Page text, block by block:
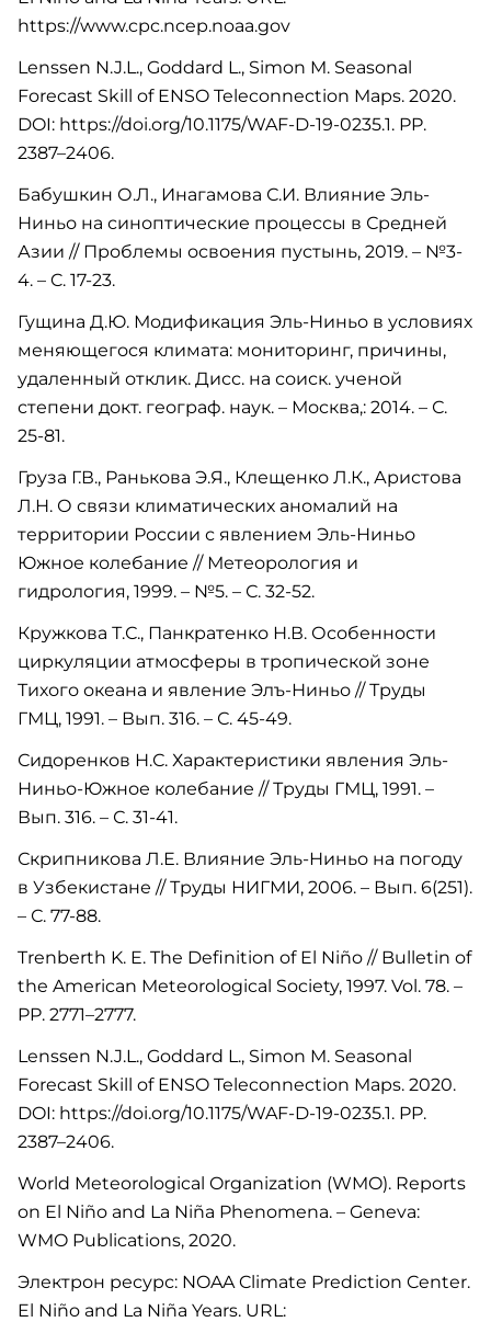
https://www.cpc.ncep.noaa.gov
Lenssen N.J.L., Goddard L., Simon M. Seasonal
Forecast Skill of ENSO Teleconnection Maps. 2020.
DOI: https://doi.org/10.1175/WAF-D-19-0235.1. PP.
2387–2406.
Бабушкин О.Л., Инагамова С.И. Влияние Эль-
Ниньо на синоптические процессы в Средней
Азии // Проблемы освоения пустынь, 2019. – №3-
4. – C. 17-23.
Гущина Д.Ю. Модификация Эль-Ниньо в условиях
меняющегося климата: мониторинг, причины,
удаленный отклик. Дисс. на соиск. ученой
степени докт. географ. наук. – Москва,: 2014. – С.
25-81.
Груза Г.В., Ранькова Э.Я., Клещенко Л.К., Аристова
Л.Н. О связи климатических аномалий на
территории России с явлением Эль-Ниньо
Южное колебание // Метеорология и
гидрология, 1999. – №5. – С. 32-52.
Кружкова Т.С., Панкратенко Н.В. Особенности
циркуляции атмосферы в тропической зоне
Тихого океана и явление Элъ-Ниньо // Труды
ГМЦ, 1991. – Вып. 316. – С. 45-49.
Сидоренков Н.С. Характеристики явления Эль-
Ниньо-Южное колебание // Труды ГМЦ, 1991. –
Вып. 316. – С. 31-41.
Скрипникова Л.Е. Влияние Эль-Ниньо на погоду
в Узбекистане // Труды НИГМИ, 2006. – Вып. 6(251).
– С. 77-88.
Trenberth K. E. The Definition of El Niño // Bulletin of
the American Meteorological Society, 1997. Vol. 78. –
PP. 2771–2777.
Lenssen N.J.L., Goddard L., Simon M. Seasonal
Forecast Skill of ENSO Teleconnection Maps. 2020.
DOI: https://doi.org/10.1175/WAF-D-19-0235.1. PP.
2387–2406.
World Meteorological Organization (WMO). Reports
on El Niño and La Niña Phenomena. – Geneva:
WMO Publications, 2020.
Электрон ресурс: NOAA Climate Prediction Center.
El Niño and La Niña Years. URL: